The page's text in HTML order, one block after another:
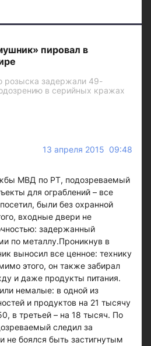
пировал в
розыска задержали 49-
в серийных кражах
13 апреля 2015 09:48
МВД по РТ, подозреваемый
для ограблений – все
были без охранной
входные двери не
задержанный
по металлу.Проникнув в
выносил все ценное: технику
этого, он также забирал
и даже продукты питания.
немалые: в одной из
и продуктов на 21 тысячу
в третьей – на 18 тысяч. По
следил за
не боялся быть застигнутым